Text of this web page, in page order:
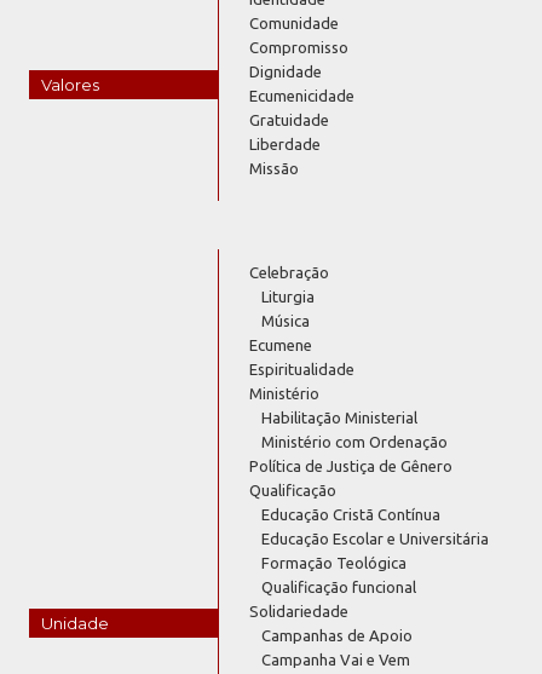
Valores
Comunidade
Compromisso
Dignidade
Ecumenicidade
Gratuidade
Liberdade
Missão
Unidade
Celebração
Liturgia
Música
Ecumene
Espiritualidade
Ministério
Habilitação Ministerial
Ministério com Ordenação
Política de Justiça de Gênero
Qualificação
Educação Cristã Contínua
Educação Escolar e Universitária
Formação Teológica
Qualificação funcional
Solidariedade
Campanhas de Apoio
Campanha Vai e Vem